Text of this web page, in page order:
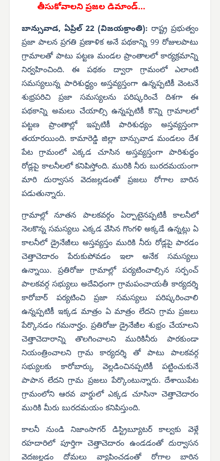
తీసుకోవాలని ప్రజల డిమాండ్...
బాన్సువాడ, ఏప్రిల్ 22 (విజయక్రాంతి): రాష్ట్ర ప్రభుత్వం
ప్రజా పాలన ప్రగతి ప్రణాళిక అనే పథకాన్ని 99 రోజులపాటు
గ్రామాలతో పాటు పట్టణ మండల ప్రాంతాలలో కార్యక్రమాన్ని
నిర్వహించింది. ఈ పథకం ద్వారా గ్రామంలో ఎలాంటి
సమస్యలున్న పారిశుద్ధ్యం అస్తవ్యస్తంగా ఉన్నప్పటికీ వెంటనే
శుభ్రపరిచి ప్రజా సమస్యలను పరిష్కరించే దిశగా ఈ
పథకాన్ని అమలు చేయాల్సి ఉన్నప్పటికీ కొన్ని గ్రామాలలో
పట్టణ ప్రాంతాల్లో ఇప్పటికీ పారిశుధ్యం అస్తవ్యస్తంగా
తయారయింది. కామారెడ్డి జిల్లా బాన్సువాడ మండలం దేశ
పేట గ్రామంలో ఎక్కడ చూసిన అస్తవ్యస్తంగా పారిశుద్ధం
రోడ్లపై కాలనీలలో కనిపిస్తోంది. మురికి నీరు బురదమయంగా
మారి దుర్వాసన వెదజల్లడంతో ప్రజలు రోగాల బారిన
పడుతున్నారు.
గ్రామాల్లో నూతన పాలకవర్గం ఏర్పాటైనప్పటికీ కాలనీలో
నెలకొన్న సమస్యలు ఎక్కడ వేసిన గొంగళి అక్కడే ఉన్నట్లు ఏ
కాలనీలో డ్రైనేజీలు అస్తవ్యస్తం మురికి నీరు రోడ్లపై పారడం
చెత్తాచెదారం పేరుకుపోవడం ఇలా అనేక సమస్యలు
ఉన్నాయి. ప్రతిరోజు గ్రామాల్లో పర్యటించాల్సిన సర్పంచ్
పాలకవర్గ సభ్యులు అదేవిధంగా గ్రామపంచాయతీ కార్యదర్శి
కారోబార్ పర్యటించి ప్రజా సమస్యలు పరిష్కరించాలి
ఉన్నప్పటికీ ఇక్కడ మాత్రం ఏ మాత్రం లేదని గ్రామ ప్రజలు
పేర్కొనడం గమనార్హం. ప్రతిరోజు డ్రైనేజీల శుభ్రం చేయాలని
చెత్తాచెదారాన్ని తొలగించాలని మురికినీరు పారకుండా
నియంత్రించాలని గ్రామ కార్యదర్శి తో పాటు పాలకవర్గ
సభ్యులకు కారోబార్కు వెల్లడించినప్పటికీ పట్టించుకునే
పాపాన లేదని గ్రామ ప్రజలు పేర్కొంటున్నారు. దేశాయిపేట
గ్రామంలోని ఆరవ వార్డులో ఎక్కడ చూసినా చెత్తాచెదారం
మురికి మీరు బురదమయం కనిపిస్తుంది.
కాలనీ నుండి నిజాంసాగర్ డిస్ట్రిబ్యూటర్ కాల్వకు వెళ్లే
రహదారిలో పూర్తిగా చెత్తాచెదారం ఉండడంతో దుర్వాసన
వెదజల్లడం దోమలు వ్యాపించడంతో రోగాల బారిన